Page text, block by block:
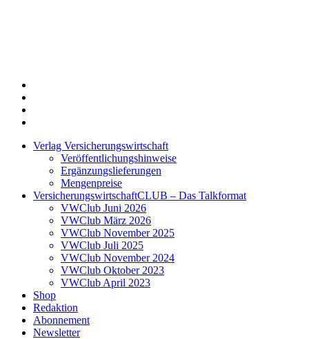
Verlag Versicherungswirtschaft
Veröffentlichungshinweise
Ergänzungslieferungen
Mengenpreise
VersicherungswirtschaftCLUB – Das Talkformat
VWClub Juni 2026
VWClub März 2026
VWClub November 2025
VWClub Juli 2025
VWClub November 2024
VWClub Oktober 2023
VWClub April 2023
Shop
Redaktion
Abonnement
Newsletter